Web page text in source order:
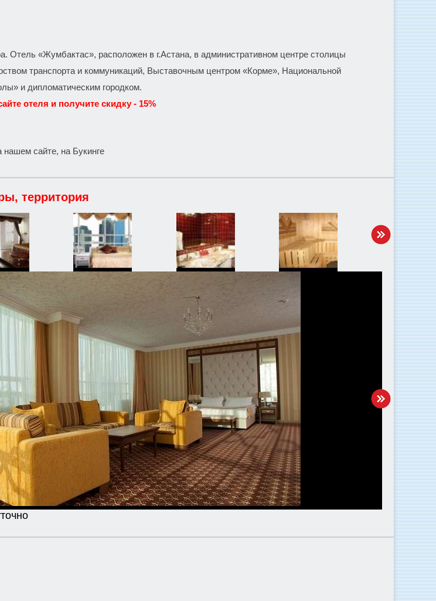
Отель «Жумбактас», расположен в г.Астана, в административном центре столицы
транспорта и коммуникаций, Выставочным центром «Корме», Национальной
и дипломатическим городком.
отеля и получите скидку - 15%
нашем сайте, на Букинге
территория